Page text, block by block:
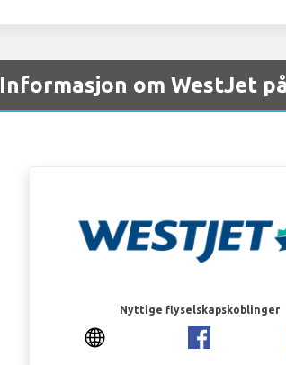
Informasjon om WestJet
Nyttige flyselskapskoblinger